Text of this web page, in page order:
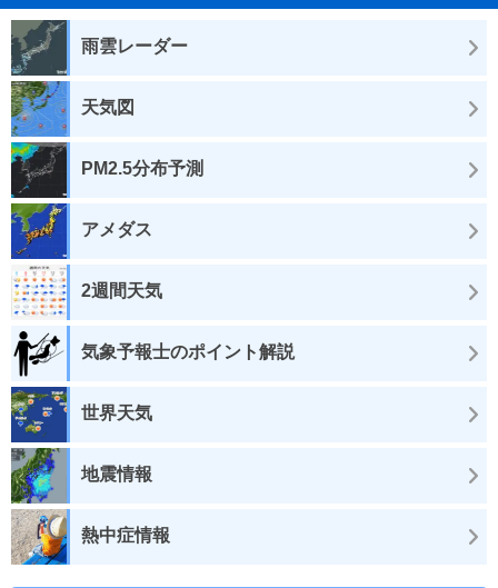
雨雲レーダー
天気図
PM2.5分布予測
アメダス
2週間天気
気象予報士のポイント解説
世界天気
地震情報
熱中症情報